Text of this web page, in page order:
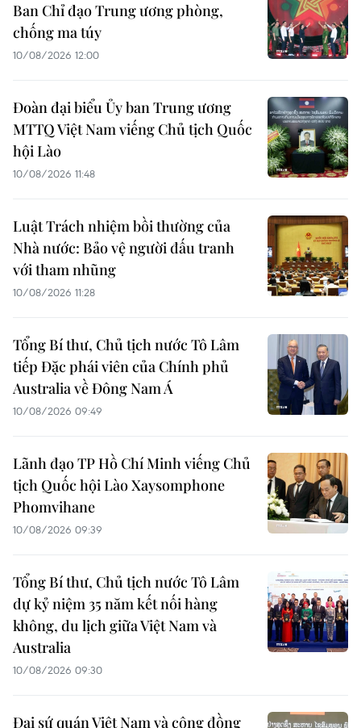
Ban Chỉ đạo Trung ương phòng,
chống ma túy
10/08/2026 12:00
Đoàn đại biểu Ủy ban Trung ương
MTTQ Việt Nam viếng Chủ tịch Quốc
hội Lào
10/08/2026 11:48
Luật Trách nhiệm bồi thường của
Nhà nước: Bảo vệ người đấu tranh
với tham nhũng
10/08/2026 11:28
Tổng Bí thư, Chủ tịch nước Tô Lâm
tiếp Đặc phái viên của Chính phủ
Australia về Đông Nam Á
10/08/2026 09:49
Lãnh đạo TP Hồ Chí Minh viếng Chủ
tịch Quốc hội Lào Xaysomphone
Phomvihane
10/08/2026 09:39
Tổng Bí thư, Chủ tịch nước Tô Lâm
dự kỷ niệm 35 năm kết nối hàng
không, du lịch giữa Việt Nam và
Australia
10/08/2026 09:30
Đại sứ quán Việt Nam và cộng đồng